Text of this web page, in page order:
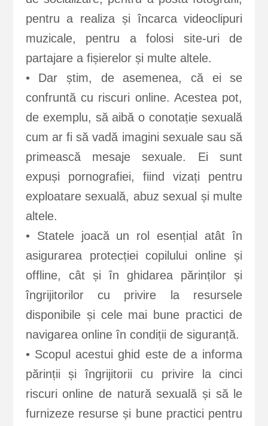
pentru a realiza și încarca videoclipuri
muzicale, pentru a folosi site-uri de
partajare a fișierelor și multe altele.
• Dar știm, de asemenea, că ei se
confruntă cu riscuri online. Acestea pot,
de exemplu, să aibă o conotație sexuală
cum ar fi să vadă imagini sexuale sau să
primească mesaje sexuale. Ei sunt
expuși pornografiei, fiind vizați pentru
exploatare sexuală, abuz sexual și multe
altele.
• Statele joacă un rol esențial atât în
asigurarea protecției copilului online și
offline, cât și în ghidarea părinților și
îngrijitorilor cu privire la resursele
disponibile și cele mai bune practici de
navigarea online în condiții de siguranță.
• Scopul acestui ghid este de a informa
părinții și îngrijitorii cu privire la cinci
riscuri online de natură sexuală și să le
furnizeze resurse și bune practici pentru